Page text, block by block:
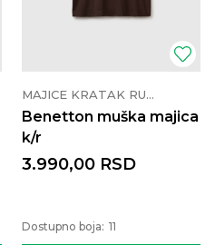
MAJICE KRATAK RUKAV
Benetton muška majica
k/r
3.990,00 RSD
Dostupno boja: 11